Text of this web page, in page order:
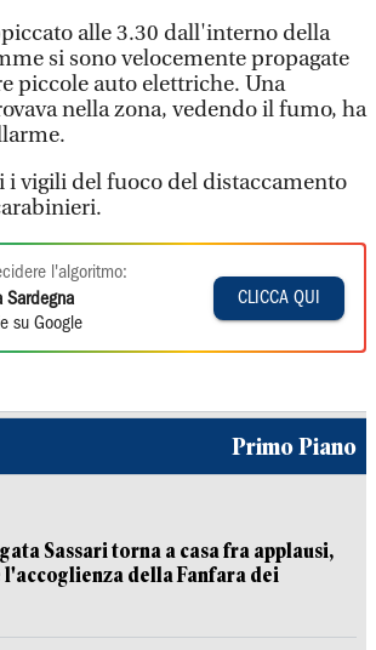
alle 3.30 dall'interno della
si sono velocemente propagate
piccole auto elettriche. Una
nella zona, vedendo il fumo, ha
i vigili del fuoco del distaccamento
l'algoritmo:
Sardegna
su Google
CLICCA QUI
Primo Piano
Sassari torna a casa fra applausi,
l'accoglienza della Fanfara dei